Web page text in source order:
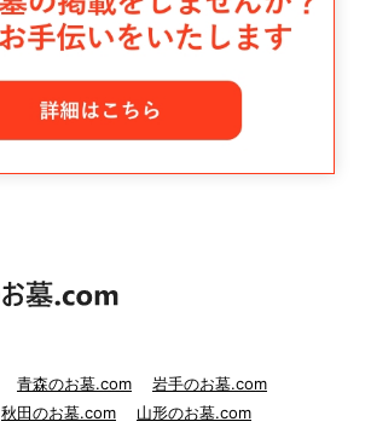
青森のお墓.com
岩手のお墓.com
秋田のお墓.com
山形のお墓.com